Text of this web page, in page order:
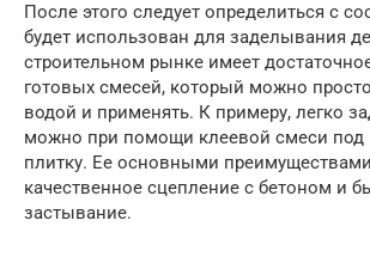
После этого следует определиться с
будет использован для заделывания
строительном рынке имеет
готовых смесей, который можно
водой и применять. К примеру, легко
можно при помощи клеевой смеси под
плитку. Ее основными
качественное сцепление с бетоном и
застывание.